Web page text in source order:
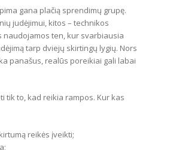
gana plačią sprendimų grupę.
judėjimui, kitos – technikos
naudojamos ten, kur svarbiausia
tarp dviejų skirtingų lygių. Nors
panašus, realūs poreikiai gali labai
tik to, kad reikia rampos. Kur kas
reikės įveikti;